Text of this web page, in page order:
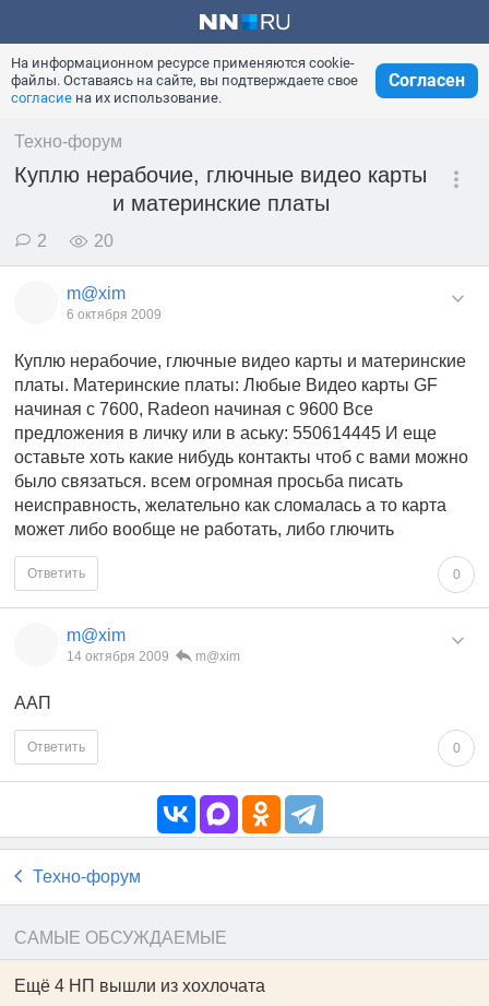
На информационном ресурсе применяются cookie-
файлы. Оставаясь на сайте, вы подтверждаете свое
согласие на их использование.
Согласен
Техно-форум
Куплю нерабочие, глючные видео карты
и материнские платы
2 20
m@xim
6 октября 2009
Куплю нерабочие, глючные видео карты и материнские
платы. Материнские платы: Любые Видео карты GF
начиная с 7600, Radeon начиная с 9600 Все
предложения в личку или в аську: 550614445 И еще
оставьте хоть какие нибудь контакты чтоб с вами можно
было связаться. всем огромная просьба писать
неисправность, желательно как сломалась а то карта
может либо вообще не работать, либо глючить
0
Ответить
m@xim
14 октября 2009 m@xim
ААП
0
Ответить
Техно-форум
САМЫЕ ОБСУЖДАЕМЫЕ
Ещё 4 НП вышли из хохлочата